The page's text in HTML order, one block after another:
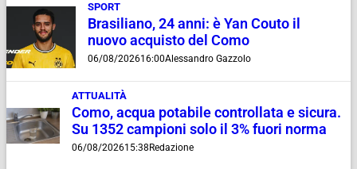
SPORT
Brasiliano, 24 anni: è Yan Couto il
nuovo acquisto del Como
06/08/202616:00Alessandro Gazzolo
ATTUALITÀ
Como, acqua potabile controllata e sicura.
Su 1352 campioni solo il 3% fuori norma
06/08/202615:38 Redazione